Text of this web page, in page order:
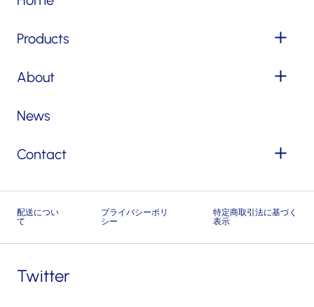
Products
About
News
Contact
配送につい
て
プライバシーポリ
シー
特定商取引法に基づく
表示
Twitter